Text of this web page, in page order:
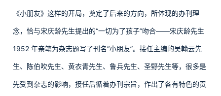
《小朋友》这样的开局，奠定了后来的方向，所体现的办刊理
念，恰与宋庆龄先生提出的“一切为了孩子”吻合——宋庆龄先生
1952 年亲笔为杂志题写了刊名“小朋友”。接任主编的吴翰云先
生、陈伯吹先生、黄衣青先生、鲁兵先生、圣野先生等，很多是
先受到杂志的影响，接任后循着办刊宗旨，作出了各有特色的贡